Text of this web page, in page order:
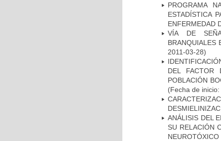
PROGRAMA
ESTADÍSTICA
ENFERMEDAD
VÍA DE
BRANQUIALES
2011-03-28)
DEL FACTOR
POBLACIÓN
(Fecha de
ANÁLISIS DEL
SU RELACIÓN
NEUROTÓXICO